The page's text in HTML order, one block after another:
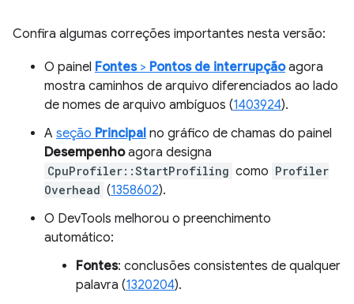
Confira algumas correções importantes nesta versão:
O painel Fontes> Pontos de interrupçãoagora
mostra caminhos de arquivo diferenciados ao lado
de nomes de arquivo ambíguos (1403924).
A seção Principal no gráfico de chamas do painel
Desempenhoagora designa
CpuProfiler::StartProfiling como Profiler
Overhead (1358602).
O DevTools melhorou o preenchimento
automático:
Fontes: conclusões consistentes de qualquer
palavra (1320204).